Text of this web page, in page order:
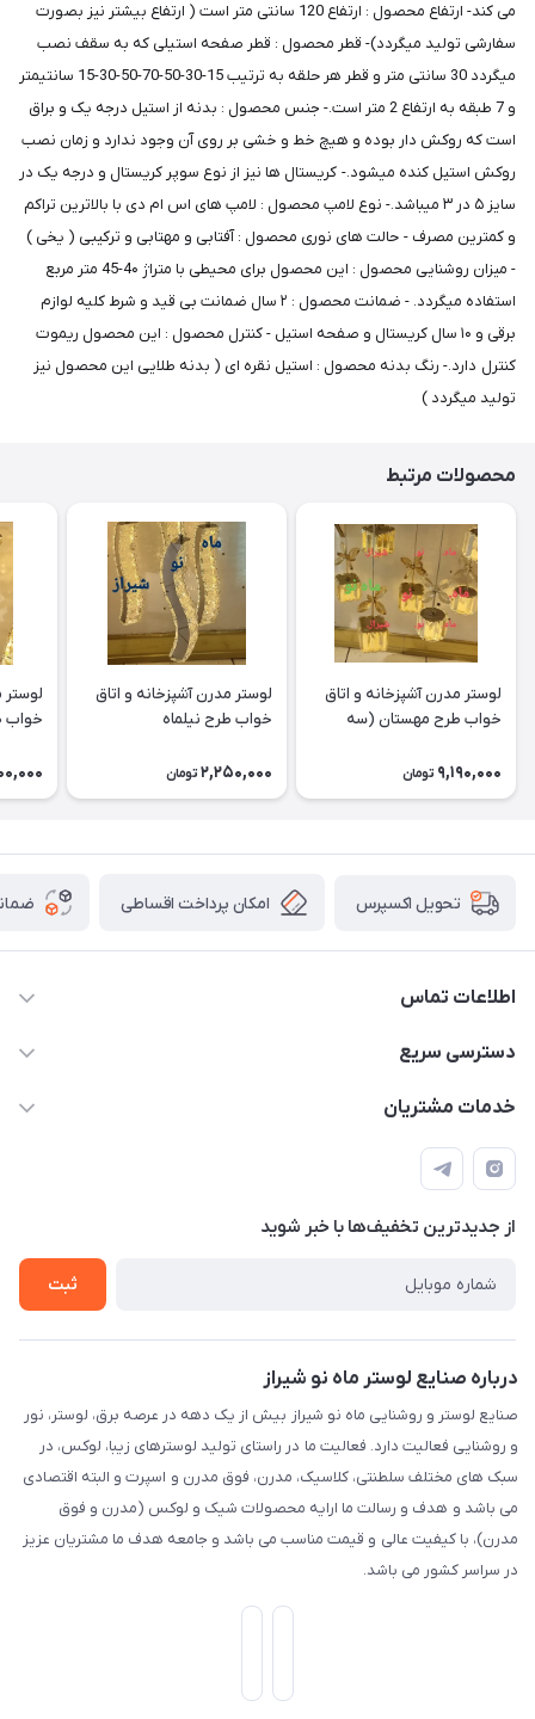
می کند- ارتفاع محصول : ارتفاع 120 سانتی متر است ( ارتفاع بیشتر نیز بصورت
سفارشی تولید میگردد)- قطر محصول : قطر صفحه استیلی که به سقف نصب
میگردد 30 سانتی متر و قطر هر حلقه به ترتیب 15-30-50-70-50-30-15 سانتیمتر
و 7 طبقه به ارتفاع 2 متر است.- جنس محصول : بدنه از استیل درجه یک و براق
است که روکش دار بوده و هیچ خط و خشی بر روی آن وجود ندارد و زمان نصب
روکش استیل کنده میشود.- کریستال ها نیز از نوع سوپر کریستال و درجه یک در
سایز ۵ در ۳ میباشد.- نوع لامپ محصول : لامپ های اس ام دی با بالاترین تراکم
و کمترین مصرف - حالت های نوری محصول : آفتابی و مهتابی و ترکیبی ( یخی )
- میزان روشنایی محصول : این محصول برای محیطی با متراژ 4۰-45 متر مربع
استفاده میگردد. - ضمانت محصول : ۲ سال ضمانت بی قید و شرط کلیه لوازم
برقی و ۱۰ سال کریستال و صفحه استیل - کنترل محصول : این محصول ریموت
کنترل دارد.- رنگ بدنه محصول : استیل نقره ای ( بدنه طلایی این محصول نیز
تولید میگردد )
محصولات مرتبط
لوستر مدرن آشپزخانه و اتاق
خواب طرح مهستان (سه
9,190,000 تومان
لوستر مدرن آشپزخانه و اتاق
خواب طرح نیلماه
2,250,000 تومان
لوستر
خواب
تحویل اکسپرس امکان پرداخت اقساطی
اطلاعات تماس
09171115348
طبقه همکف واحد 131
دسترسی سریع
مجله فروشگاه
درباره ما
تماس با ما
خدمات مشتریان
قوانین و مقررات
حریم خصوصی
راهنما
از جدید‌ترین تخفیف‌ها با‌ خبر شوید
ثبت
درباره صنایع لوستر ماه نو شیراز
صنایع لوستر و روشنایی ماه نو شیراز بیش از یک دهه در عرصه برق، لوستر، نور
و روشنایی فعالیت دارد. فعالیت ما در راستای تولید لوسترهای زیبا، لوکس، در
سبک های مختلف سلطنتی، کلاسیک، مدرن، فوق مدرن و اسپرت و البته اقتصادی
می باشد و هدف و رسالت ما ارایه محصولات شیک و لوکس (مدرن و فوق
مدرن)، با کیفیت عالی و قیمت مناسب می باشد و جامعه هدف ما مشتریان عزیز
در سراسر کشور می باشد.